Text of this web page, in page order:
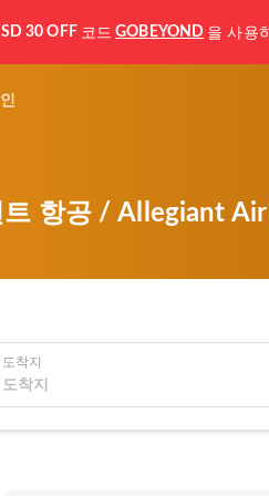
30 OFF 코드 GOBEYOND 을 사용
항공 / Allegiant
도착지